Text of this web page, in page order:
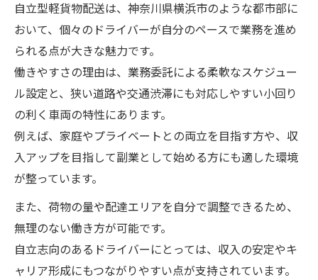
自立型軽貨物配送は、神奈川県横浜市のような都市部に
おいて、個々のドライバーが自分のペースで業務を進め
られる点が大きな魅力です。
働きやすさの理由は、業務委託による柔軟なスケジュー
ル設定と、狭い道路や交通渋滞にも対応しやすい小回り
の利く車両の特性にあります。
例えば、家庭やプライベートとの両立を目指す方や、収
入アップを目指して副業として始める方にも適した環境
が整っています。
また、荷物の量や配達エリアを自分で調整できるため、
無理のない働き方が可能です。
自立志向のあるドライバーにとっては、収入の安定やキ
ャリア形成にもつながりやすい点が支持されています。